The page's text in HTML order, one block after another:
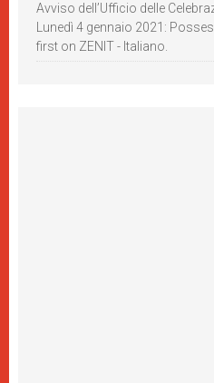
Avviso dell’Ufficio delle
Lunedì 4 gennaio 2021:
first on ZENIT - Italiano.